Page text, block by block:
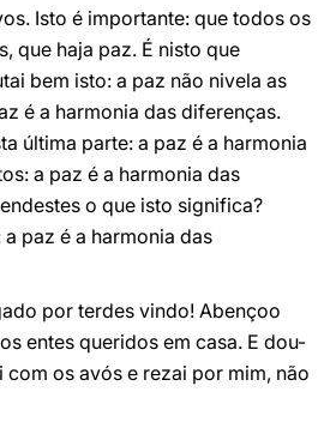
Isto é importante: que todos os
que haja paz. É nisto que
bem isto: a paz não nivela as
é a harmonia das diferenças.
última parte: a paz é a harmonia
a paz é a harmonia das
o que isto significa?
paz é a harmonia das
por terdes vindo! Abençoo
entes queridos em casa. E dou-
os avós e rezai por mim, não